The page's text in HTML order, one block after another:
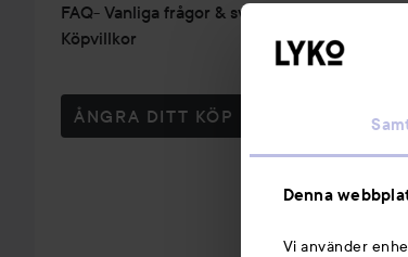
Denna
Vi använder
FAQ- Vanliga frågor & svar
Köpvillkor
ÅNGRA DITT KÖP